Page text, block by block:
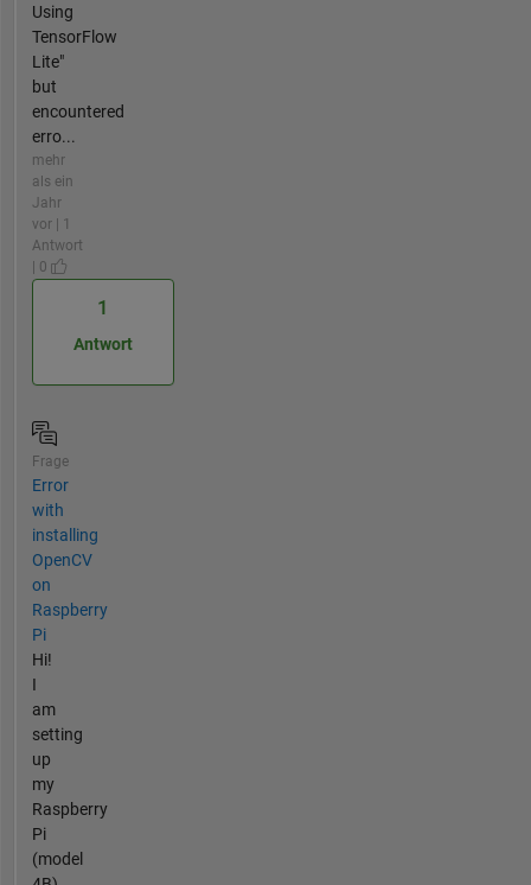
Using
TensorFlow
Lite"
but
encountered
erro...
mehr
als ein
Jahr
vor | 1
Antwort
| 0
1
Antwort
Frage
Error
with
installing
OpenCV
on
Raspberry
Pi
Hi!
I
am
setting
up
my
Raspberry
Pi
(model